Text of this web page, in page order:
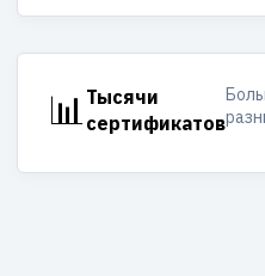
📊 Тысячи
сертификатов